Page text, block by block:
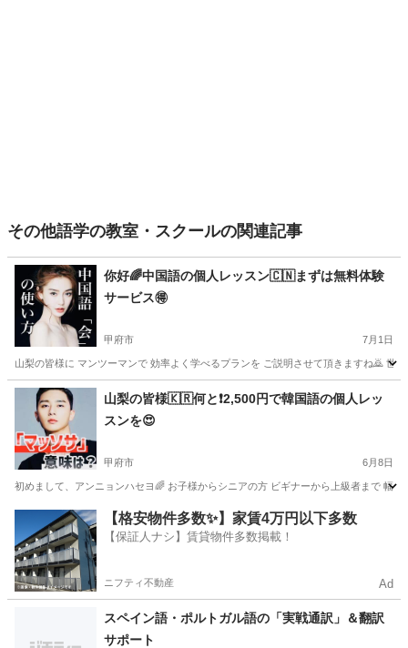
その他語学の教室・スクールの関連記事
你好🌈中国語の個人レッスン🇨🇳まずは無料体験
サービス🉐
甲府市 7月1日
山梨の皆様に マンツーマンで 効率よく学べるプランを ご説明させて頂きますね🙇 世
山梨 甲府市 中国語 レッスン
山梨の皆様🇰🇷何と❗️2,500円で韓国語の個人レッ
スンを😍
甲府市 6月8日
初めまして、アンニョンハセヨ🌈 お子様からシニアの方 ビギナーから上級者まで 幅
甲府市 韓国語 レッスン
【格安物件多数✨】家賃4万円以下多数
【保証人ナシ】賃貸物件多数掲載！
ニフティ不動産 Ad
スペイン語・ポルトガル語の「実戦通訳」＆翻訳
サポート